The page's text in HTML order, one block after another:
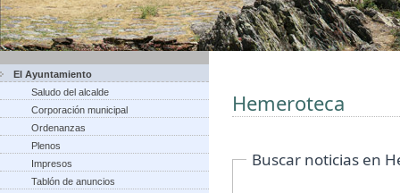
El Ayuntamiento
Saludo del alcalde
Corporación municipal
Ordenanzas
Plenos
Impresos
Tablón de anuncios
Hemeroteca
Buscar noticias en